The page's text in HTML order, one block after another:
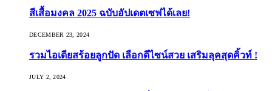
สีเสื้อมงคล 2025 ฉบับอัปเดตเซฟได้เลย!
DECEMBER 23, 2024
รวมไอเดียสร้อยลูกปัด เลือกดีไซน์สวย เสริมลุคสุดคิ้วท์ !
JULY 2, 2024